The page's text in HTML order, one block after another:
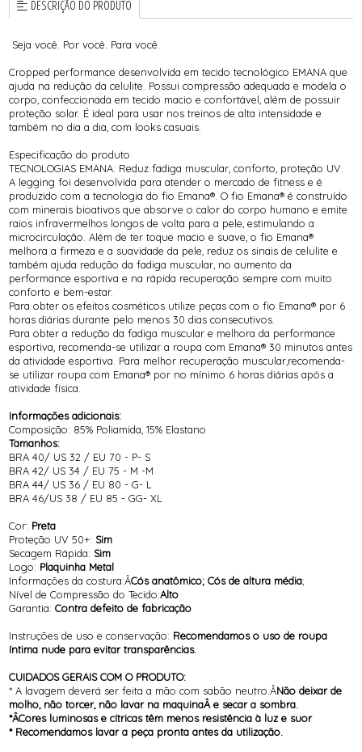
DESCRIÇÃO DO PRODUTO
Seja você. Por você. Para você.
Cropped performance desenvolvida em tecido tecnológico EMANA que
ajuda na redução da celulite. Possui compressão adequada e modela o
corpo, confeccionada em tecido macio e confortável, além de possuir
proteção solar. É ideal para usar nos treinos de alta intensidade e
também no dia a dia, com looks casuais.
Especificação do produto
TECNOLOGIAS EMANA: Reduz fadiga muscular, conforto, proteção UV.
A legging foi desenvolvida para atender o mercado de fitness e é
produzido com a tecnologia do fio Emana®. O fio Emana® é construído
com minerais bioativos que absorve o calor do corpo humano e emite
raios infravermelhos longos de volta para a pele, estimulando a
microcirculação. Além de ter toque macio e suave, o fio Emana®
melhora a firmeza e a suavidade da pele, reduz os sinais de celulite e
também ajuda redução da fadiga muscular, no aumento da
performance esportiva e na rápida recuperação sempre com muito
conforto e bem-estar.
Para obter os efeitos cosméticos utilize peças com o fio Emana® por 6
horas diárias durante pelo menos 30 dias consecutivos.
Para obter a redução da fadiga muscular e melhora da performance
esportiva, recomenda-se utilizar a roupa com Emana® 30 minutos antes
da atividade esportiva. Para melhor recuperação muscular,recomenda-
se utilizar roupa com Emana® por no mínimo 6 horas diárias após a
atividade física.
Informações adicionais:
Composição: 85% Poliamida, 15% Elastano
Tamanhos:
BRA 40/ US 32 / EU 70 - P- S
BRA 42/ US 34 / EU 75 - M -M
BRA 44/ US 36 / EU 80 - G- L
BRA 46/US 38 / EU 85 - GG- XL
Cor: Preta
Proteção UV 50+: Sim
Secagem Rápida: Sim
Logo: Plaquinha Metal
Informações da costura:ÂCós anatômico; Cós de altura média;
Nível de Compressão do Tecido:Alto
Garantia:Contra defeito de fabricação
Instruções de uso e conservação: Recomendamos o uso de roupa
íntima nude para evitar transparências.
CUIDADOS GERAIS COM O PRODUTO:
* A lavagem deverá ser feita a mão com sabão neutro.ÂNão deixar de
molho, não torcer, não lavar na maquinaÂ e secar a sombra.
*ÂCores luminosas e cítricas têm menos resistência à luz e suor
* Recomendamos lavar a peça pronta antes da utilização.